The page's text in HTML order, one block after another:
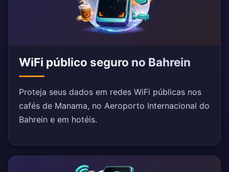
WiFi público seguro no Bahrein
Proteja seus dados em redes WiFi públicas nos
cafés de Manama, no Aeroporto Internacional do
Bahrein e em hotéis.